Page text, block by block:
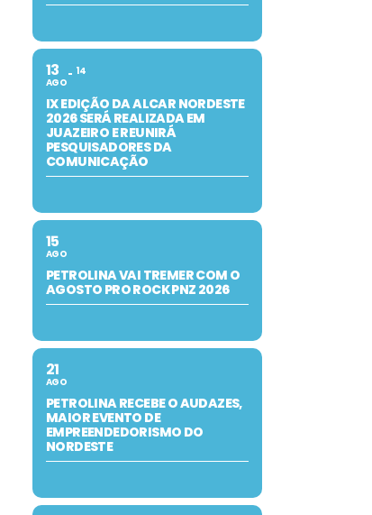
13
AGO
14
IX EDIÇÃO DA ALCAR NORDESTE
2026 SERÁ REALIZADA EM
JUAZEIRO E REUNIRÁ
PESQUISADORES DA
COMUNICAÇÃO
15
AGO
PETROLINA VAI TREMER COM O
AGOSTO PRO ROCK PNZ 2026
21
AGO
PETROLINA RECEBE O AUDAZES,
MAIOR EVENTO DE
EMPREENDEDORISMO DO
NORDESTE